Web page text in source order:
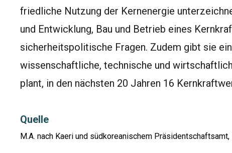
friedliche Nutzung der Kernenergie
und Entwicklung, Bau und Betrieb eines
sicherheitspolitische Fragen. Zudem gibt sie
wissenschaftliche, technische und
plant, in den nächsten 20 Jahren 16
Quelle
M.A. nach Kaeri und südkoreanischem